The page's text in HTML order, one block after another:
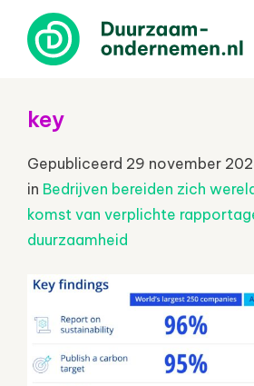
key
Gepubliceerd 29 november
in Bedrijven bereiden zich
komst van verplichte
duurzaamheid